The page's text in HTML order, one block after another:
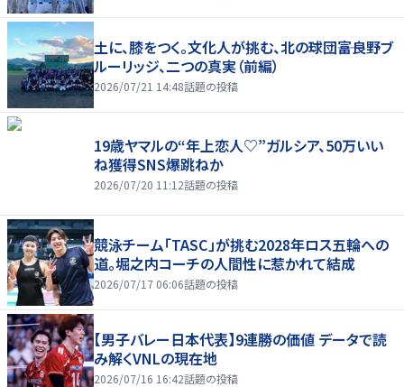
土に、膝をつく。文化人が挑む、北の球団――富良野ブ
ルーリッジ、二つの真実（前編）
2026/07/21 14:48話題の投稿
19歳ヤマルの“年上恋人♡”ガルシア、50万いい
ね獲得SNS爆跳ねか
2026/07/20 11:12話題の投稿
競泳チーム「TASC」が挑む2028年ロス五輪への
道。堀之内コーチの人間性に惹かれて結成
2026/07/17 06:06話題の投稿
【男子バレー日本代表】9連勝の価値 データで読
み解くVNLの現在地
2026/07/16 16:42話題の投稿